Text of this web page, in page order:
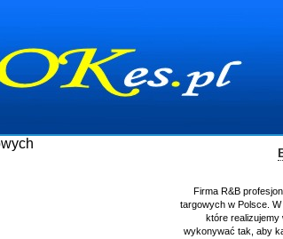
Firma R&B
targowych w Polsce.
które
wykonywać tak, aby